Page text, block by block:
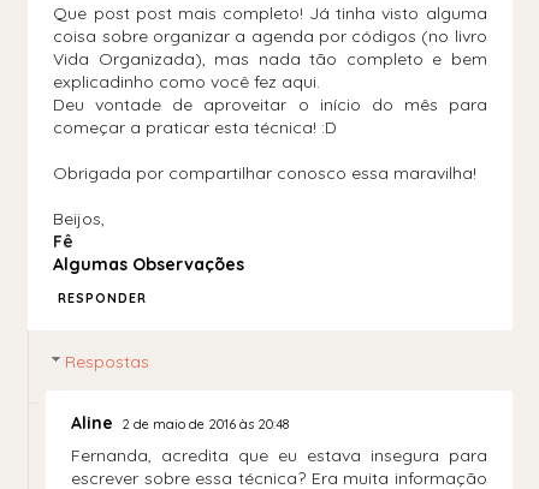
Que post post mais completo! Já tinha visto alguma
coisa sobre organizar a agenda por códigos (no livro
Vida Organizada), mas nada tão completo e bem
explicadinho como você fez aqui.
Deu vontade de aproveitar o início do mês para
começar a praticar esta técnica! :D
Obrigada por compartilhar conosco essa maravilha!
Beijos,
Fê
Algumas Observações
RESPONDER
Respostas
Aline 2 de maio de 2016 às 20:48
Fernanda, acredita que eu estava insegura para
escrever sobre essa técnica? Era muita informação